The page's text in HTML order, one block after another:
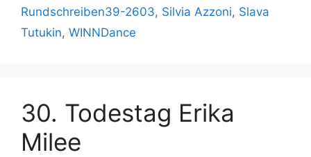
Rundschreiben39-2603, Silvia Azzoni, Slava
Tutukin, WINNDance
30. Todestag Erika
Milee